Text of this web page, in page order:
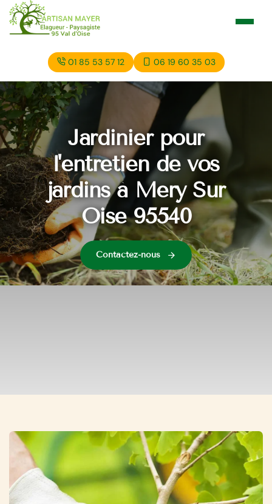
01 85 53 57 12 06 19 60 35 03
Jardinier pour
l'entretien de vos
jardins à Mery Sur
Oise 95540
Contactez-nous